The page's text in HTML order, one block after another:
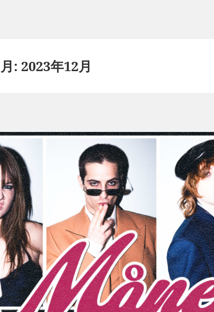
月: 2023年12月